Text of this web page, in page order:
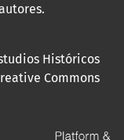
Históricos
Commons